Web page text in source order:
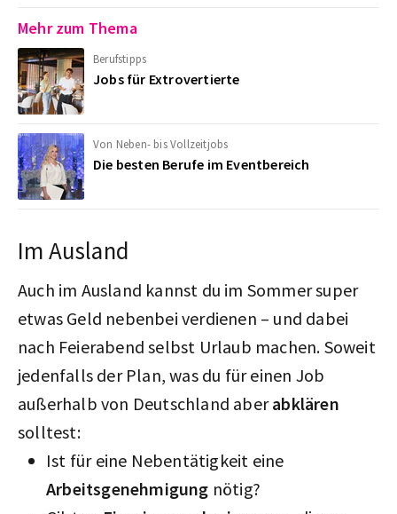
Mehr zum Thema
Berufstipps
Jobs für Extrovertierte
Von Neben- bis Vollzeitjobs
Die besten Berufe im Eventbereich
Im Ausland
Auch im Ausland kannst du im Sommer super
etwas Geld nebenbei verdienen – und dabei
nach Feierabend selbst Urlaub machen. Soweit
jedenfalls der Plan, was du für einen Job
außerhalb von Deutschland aberabklären
solltest:
Ist für eine Nebentätigkeit eine
Arbeitsgenehmigung nötig?